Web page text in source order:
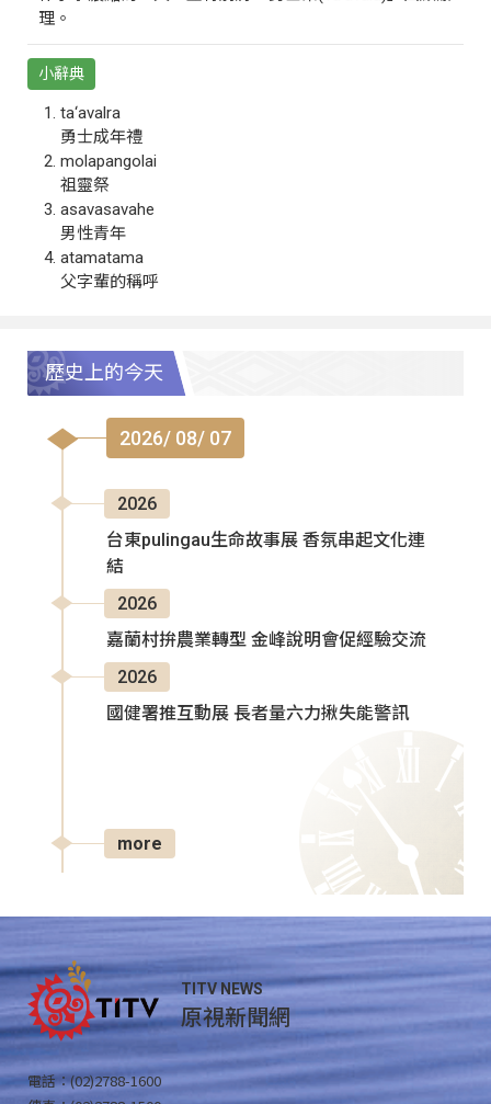
理。
小辭典
ta‘avalra
勇士成年禮
molapangolai
祖靈祭
asavasavahe
男性青年
atamatama
父字輩的稱呼
歷史上的今天
2026/ 08/ 07
2026
台東pulingau生命故事展 香氛串起文化連
結
2026
嘉蘭村拚農業轉型 金峰說明會促經驗交流
2026
國健署推互動展 長者量六力揪失能警訊
more
TITV NEWS
原視新聞網
電話：(02)2788-1600